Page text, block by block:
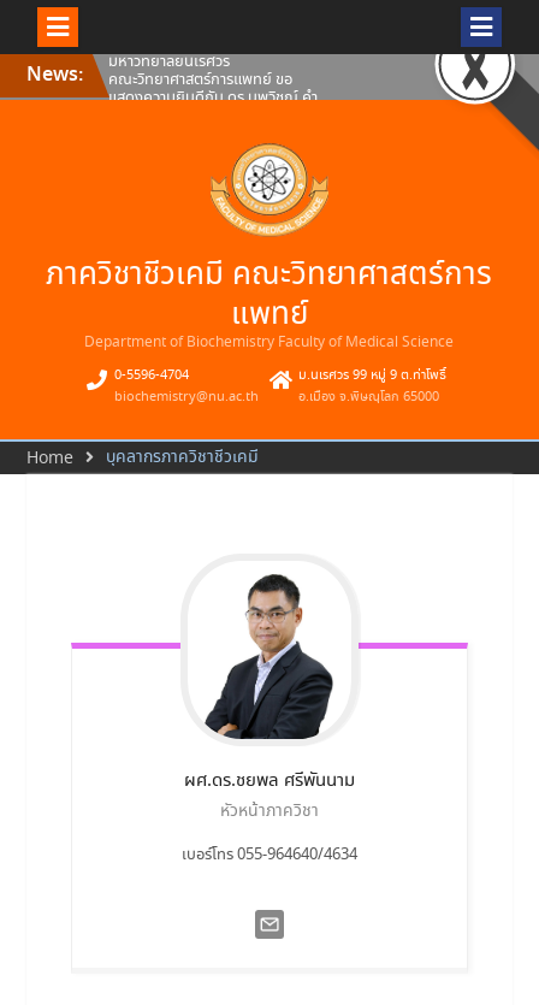
Skip
content
News: คณะวิทยาศาสตร์การแพทย์ ขอ
แสดงความยินดีกับ ดร.นพวิชญ์ คำ
โท๊ะอาจารย์ประจำภาควิชาชีวเคมี
คณะวิทยาศาสตร์การแพทย์
มหาวิทยาลัยนเรศวร ขอแสดงความ
ยินดีกับดร.ธเนศ สอนดา อาจารย์
ประจำภาควิชาชีวเคมี คณะ
วิทยาศาสตร์การแพทย์
แสดงความยินดีกับ ผศ.ดร.สมภพว์
พินิจ อาจารย์ประจำภาควิชาชีวเคมี
คณะวิทยาศาสตร์การแพทย์
ภาควิชาชีวเคมี คณะวิทยาศาสตร์การ
แพทย์
Department of Biochemistry Faculty of Medical Science
0-5596-4704
biochemistry@nu.ac.th
ม.นเรศวร 99 หมู่ 9 ต.ท่าโพธิ์
อ.เมือง จ.พิษณุโลก 65000
Home บุคลากรภาควิชาชีวเคมี
ผศ.ดร.ชยพล ศรีพันนาม
หัวหน้าภาควิชา
เบอร์โทร 055-964640/4634